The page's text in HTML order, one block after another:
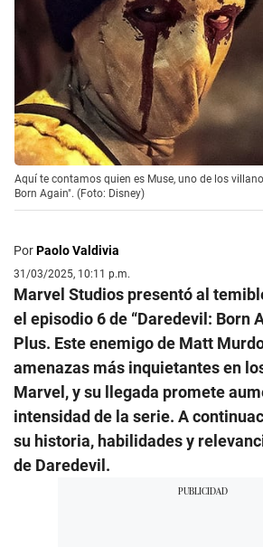
Aquí te contamos quien es Muse, uno de los
Born Again". (Foto: Disney)
PorPaolo Valdivia
31/03/2025, 10:11 p.m.
Marvel Studios presentó al
el episodio 6 de “Daredevil: Born
Plus. Este enemigo de Matt
amenazas más inquietantes en
Marvel, y su llegada promete
intensidad de la serie. A
su historia, habilidades y
de Daredevil.